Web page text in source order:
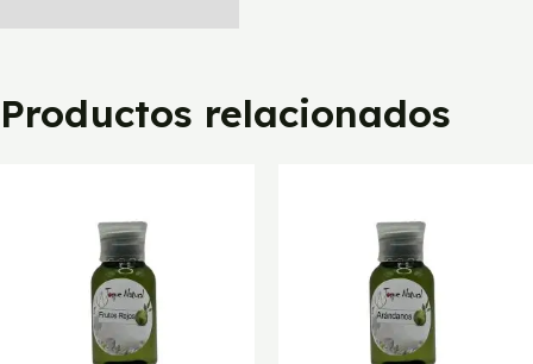
Productos relacionados